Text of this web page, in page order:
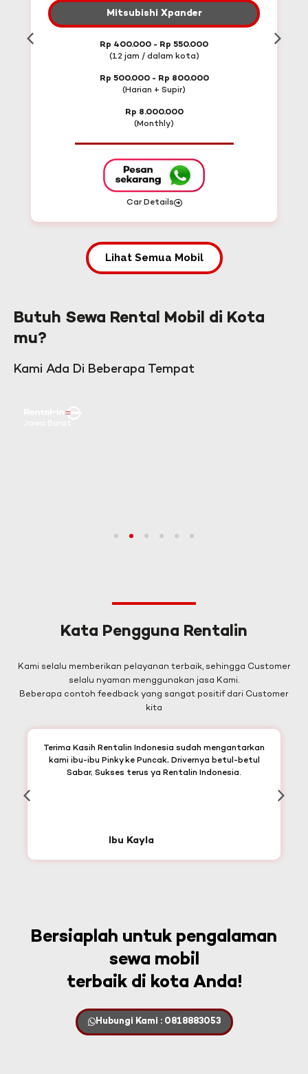
Mitsubishi Xpander
Rp 400.000 - Rp 550.000
(12 jam / dalam kota)
Rp 500.000 - Rp 800.000
(Harian + Supir)
Rp 8.000.000
(Monthly)
Car Details
Lihat Semua Mobil
Butuh Sewa Rental Mobil di Kota
mu?
Kami Ada Di Beberapa Tempat
3 4 5 6
Kata Pengguna Rentalin
Kami selalu memberikan pelayanan terbaik, sehingga Customer
selalu nyaman menggunakan jasa Kami.
Beberapa contoh feedback yang sangat positif dari Customer
kita
Terima Kasih Rentalin Indonesia sudah mengantarkan
kami ibu-ibu Pinky ke Puncak, Drivernya betul-betul
Sabar, Sukses terus ya Rentalin Indonesia.
Ibu Kayla
Bersiaplah untuk pengalaman
sewa mobil
terbaik di kota Anda!
Hubungi Kami : 0818883053